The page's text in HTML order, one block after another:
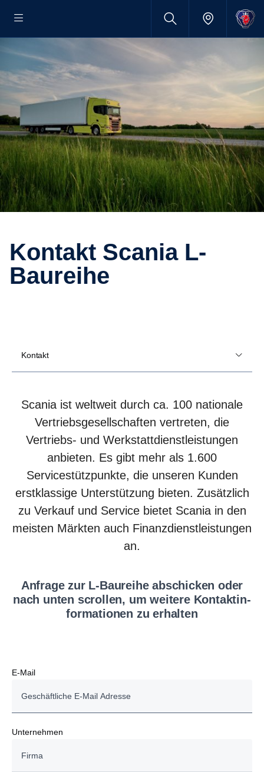
Kontakt Scania L-​
Baureihe
Kontakt
Scania ist weltweit durch ca. 100 nationale
Vertriebsgesellschaften vertreten, die
Vertriebs- und Werkstattdienstleistungen
anbieten. Es gibt mehr als 1.600
Servicestützpunkte, die unseren Kunden
erstklassige Unterstützung bieten. Zusätzlich
zu Verkauf und Service bietet Scania in den
meisten Märkten auch Finanzdienstleistungen
an.
Anfrage zur L-​Baureihe abschi­cken oder
nach unten scrollen, um weitere Kontakt­in­
for­ma­tionen zu erhalten
E-Mail
Unternehmen